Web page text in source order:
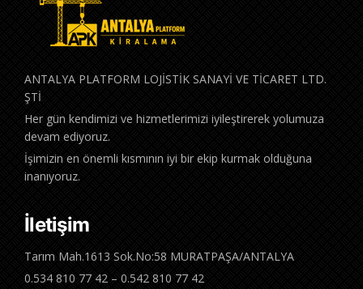
ANTALYA PLATFORM LOJİSTİK SANAYİ VE TİCARET LTD.
ŞTİ
Her gün kendimizi ve hizmetlerimizi iyileştirerek yolumuza
devam ediyoruz.
İşimizin en önemli kısmının iyi bir ekip kurmak olduğuna
inanıyoruz.
İletişim
Tarım Mah.1613 Sok.No:58 MURATPAŞA/ANTALYA
0.534 810 77 42 – 0.542 810 77 42